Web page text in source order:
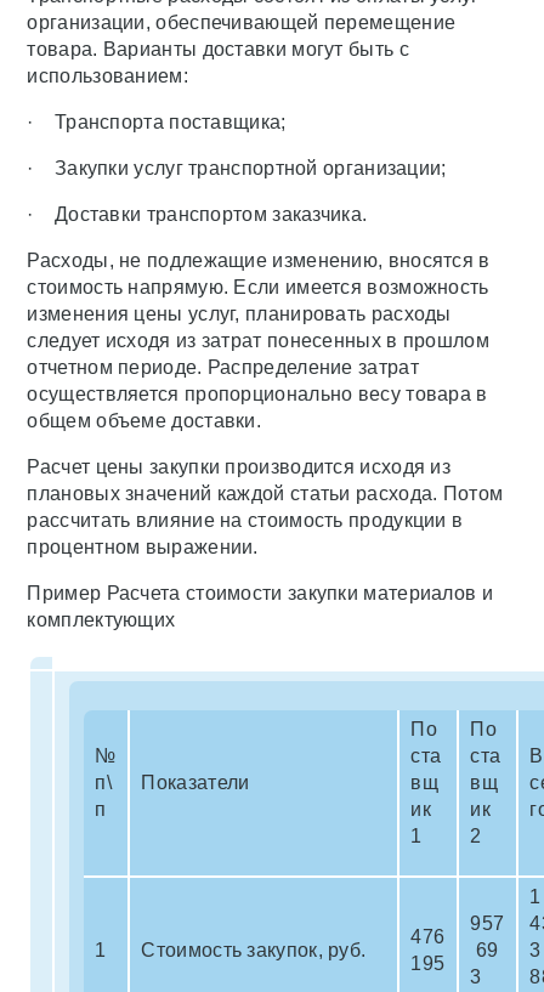
организации, обеспечивающей перемещение
товара. Варианты доставки могут быть с
использованием:
· Транспорта поставщика;
· Закупки услуг транспортной организации;
· Доставки транспортом заказчика.
Расходы, не подлежащие изменению, вносятся в
стоимость напрямую. Если имеется возможность
изменения цены услуг, планировать расходы
следует исходя из затрат понесенных в прошлом
отчетном периоде. Распределение затрат
осуществляется пропорционально весу товара в
общем объеме доставки.
Расчет цены закупки производится исходя из
плановых значений каждой статьи расхода. Потом
рассчитать влияние на стоимость продукции в
процентном выражении.
Пример Расчета стоимости закупки материалов и
комплектующих
№
п\
п
Показатели
По
ста
вщ
ик
1
По
ста
вщ
ик
2
В
1 Стоимость закупок, руб.
476
195
957
69
3
3